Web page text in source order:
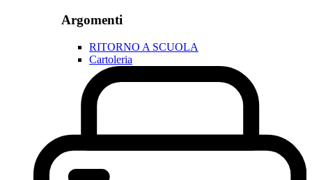
Argomenti
RITORNO A SCUOLA
Cartoleria